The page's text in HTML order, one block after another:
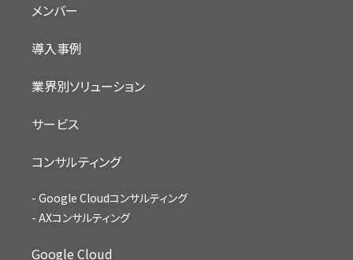
メンバー
導入事例
業界別ソリューション
サービス
コンサルティング
Google Cloudコンサルティング
AXコンサルティング
Google Cloud